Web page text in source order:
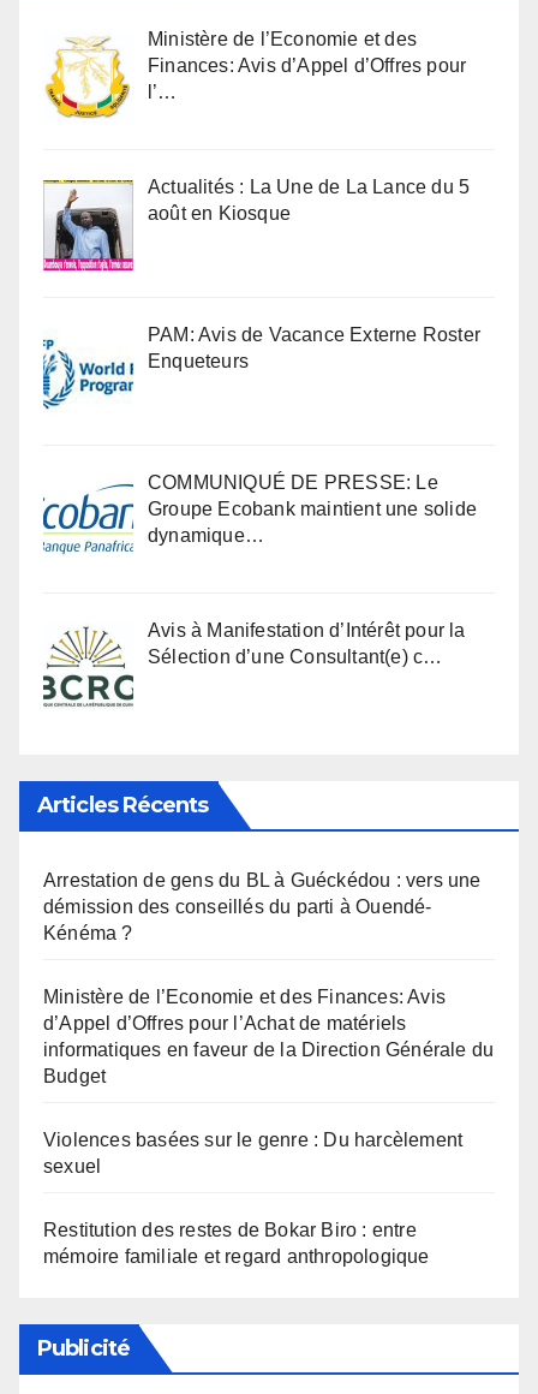
Ministère de l’Economie et des
Finances: Avis d’Appel d’Offres pour
l’…
Actualités : La Une de La Lance du 5
août en Kiosque
PAM: Avis de Vacance Externe Roster
Enqueteurs
COMMUNIQUÉ DE PRESSE: Le
Groupe Ecobank maintient une solide
dynamique…
Avis à Manifestation d’Intérêt pour la
Sélection d’une Consultant(e) c…
Articles Récents
Arrestation de gens du BL à Guéckédou : vers une
démission des conseillés du parti à Ouendé-
Kénéma ?
Ministère de l’Economie et des Finances: Avis
d’Appel d’Offres pour l’Achat de matériels
informatiques en faveur de la Direction Générale du
Budget
Violences basées sur le genre : Du harcèlement
sexuel
Restitution des restes de Bokar Biro : entre
mémoire familiale et regard anthropologique
Publicité